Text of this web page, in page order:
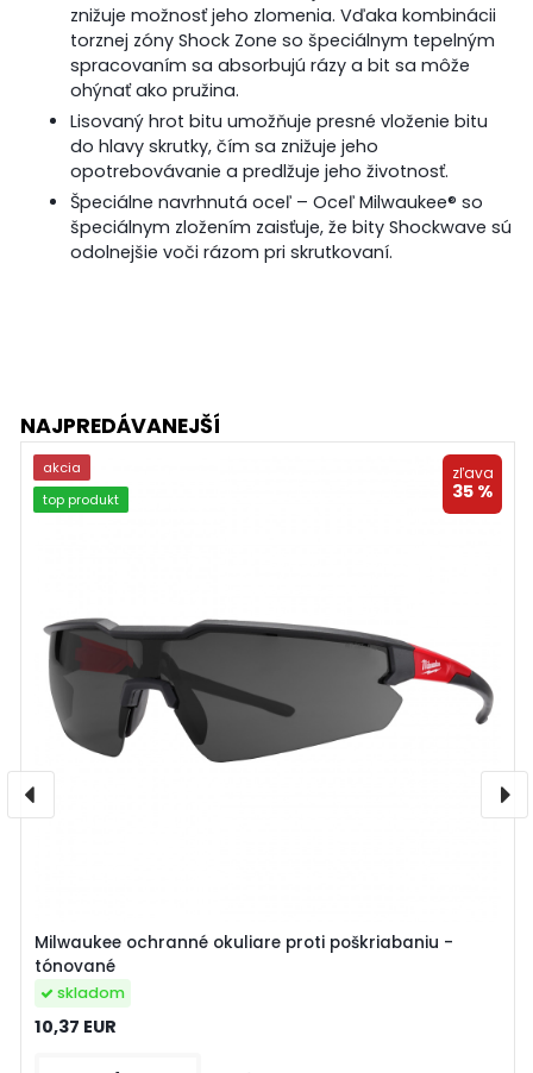
znižuje možnosť jeho zlomenia. Vďaka kombinácii
torznej zóny Shock Zone so špeciálnym tepelným
spracovaním sa absorbujú rázy a bit sa môže
ohýnať ako pružina.
Lisovaný hrot bitu umožňuje presné vloženie bitu
do hlavy skrutky, čím sa znižuje jeho
opotrebovávanie a predlžuje jeho životnosť.
Špeciálne navrhnutá oceľ – Oceľ Milwaukee® so
špeciálnym zložením zaisťuje, že bity Shockwave sú
odolnejšie voči rázom pri skrutkovaní.
NAJPREDÁVANEJŠÍ
Milwaukee ochranné okuliare proti poškriabaniu -
tónované
10,37 EUR
skladom
akcia
top produkt
zľava
35 %